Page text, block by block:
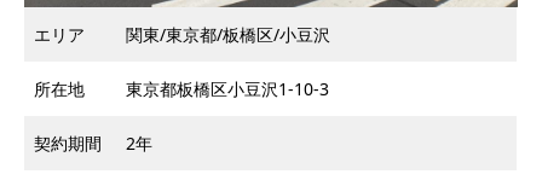
エリア 関東/東京都/板橋区/小豆沢
所在地 東京都板橋区小豆沢1-10-3
契約期間 2年